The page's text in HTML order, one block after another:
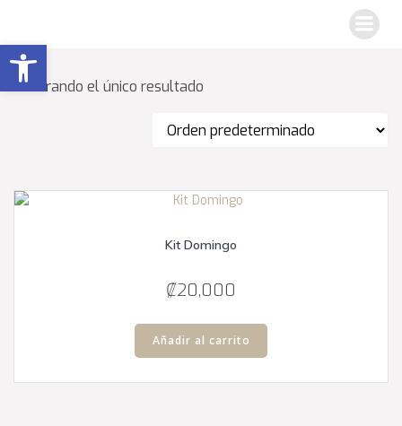
Abrir barra de herramientas
Mostrando el único resultado
Kit Domingo
₡20,000
Añadir al carrito